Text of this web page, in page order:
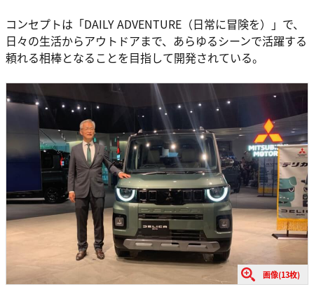
コンセプトは「DAILY ADVENTURE（日常に冒険を）」で、
日々の生活からアウトドアまで、あらゆるシーンで活躍する
頼れる相棒となることを目指して開発されている。
画像(13枚)